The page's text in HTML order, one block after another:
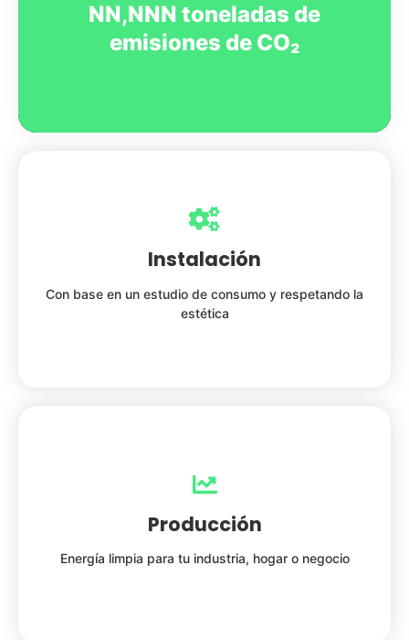
NN,NNN toneladas de
emisiones de CO₂
Instalación
Con base en un estudio de consumo y respetando la
estética
Producción
Energía limpia para tu industria, hogar o negocio